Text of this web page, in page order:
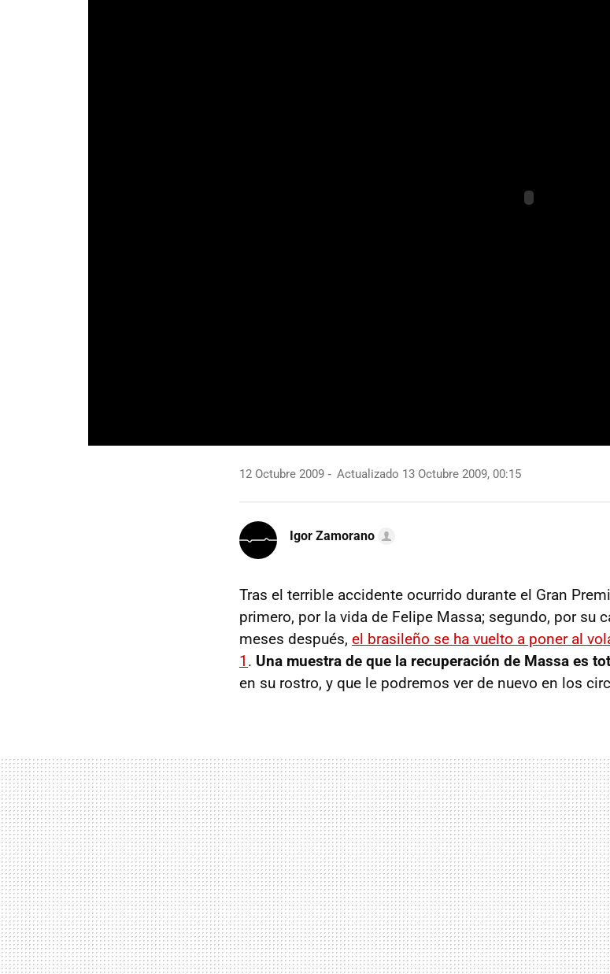
12 Octubre 2009 Actualizado 13 Octubre 2009, 00:15
Igor Zamorano
Tras el terrible accidente ocurrido durante el Gran
primero, por la vida de Felipe Massa; segundo, por su
meses después, el brasileño se ha vuelto a poner al
1 . Una muestra de que la recuperación de Massa es
en su rostro, y que le podremos ver de nuevo en los